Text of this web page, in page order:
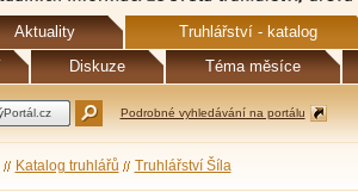
Aktuality
Truhlářství - katalog
Diskuze Téma měsíce
Podrobné vyhledávání na portálu
Katalog truhlářů Truhlářství Šíla